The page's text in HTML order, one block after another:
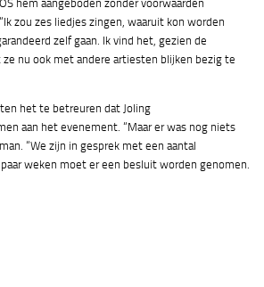
hem aangeboden zonder voorwaarden
zou zes liedjes zingen, waaruit kon worden
zelf gaan. Ik vind het, gezien de
nu ook met andere artiesten blijken bezig te
het te betreuren dat Joling
aan het evenement. “Maar er was nog niets
“We zijn in gesprek met een aantal
weken moet er een besluit worden genomen.